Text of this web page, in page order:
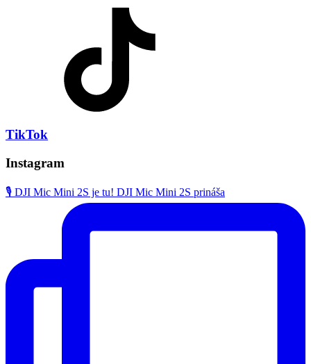
TikTok
Instagram
🎙️ DJI Mic Mini 2S je tu! DJI Mic Mini 2S prináša